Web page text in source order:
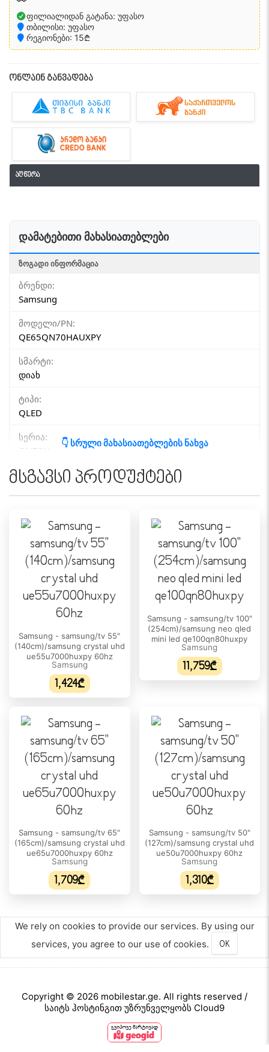
ფილიალიდან გატანა: უფასო
თბილისი: უფასო
რეგიონები: 15₾
ონლაინ განვადება
აღწერა
დამატებითი მახასიათებლები
ᲖᲝᲒᲐᲓᲘ ᲘᲜᲤᲝᲠᲛᲐᲪᲘᲐ
ბრენდი:
Samsung
მოდელი/PN:
QE65QN70HAUXPY
სმარტი:
დიახ
ტიპი:
QLED
სერია:
QN70H
გამოშვების წელი:
ეკრანის ტიპი:
NeoQLED
ეკრანის ფორმატი:
ცვლადი განახლების სიხშირე:
დიაგონალი:
65"
გარჩევადობა:
3840 x 2160 (4K)
განათება:
Mini LED
HDR მხარდაჭერა:
Dolby Vision:
განახლების სიხშირე:
120 Hz
ᲘᲜᲢᲔᲠᲤᲔᲘᲡᲘ
RJ-45 (LAN):
USB:
2 x USB-A
HDMI:
ᲡᲐᲛᲣᲨᲐᲝ ᲡᲘᲡᲢᲔᲛᲐ
ოპერაციული სისტემა:
👇 სრული მახასიათებლების ნახვა
მსგავსი პროდუქტები
Samsung - samsung/tv 55"
(140cm)/samsung crystal uhd
ue55u7000huxpy 60hz
Samsung
1,424₾
Samsung - samsung/tv 100"
(254cm)/samsung neo qled
mini led qe100qn80huxpy
Samsung
11,759₾
Samsung - samsung/tv 65"
(165cm)/samsung crystal uhd
ue65u7000huxpy 60hz
Samsung
1,709₾
Samsung - samsung/tv 50"
(127cm)/samsung crystal uhd
ue50u7000huxpy 60hz
Samsung
1,310₾
We rely on cookies to provide our services. By using our
services, you agree to our use of cookies.
OK
Copyright © 2026 mobilestar.ge. All rights reserved /
საიტს ჰოსტინგით უზრუნველყობს Cloud9